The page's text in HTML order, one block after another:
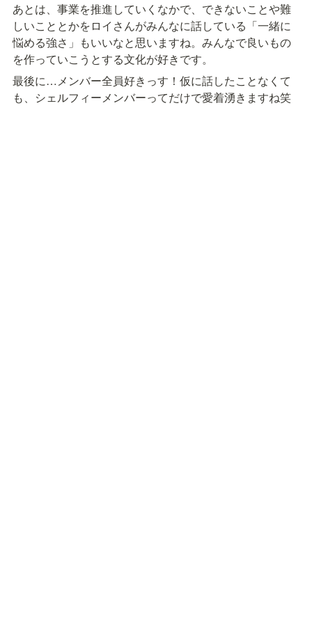
あとは、事業を推進していくなかで、できないことや難
しいこととかをロイさんがみんなに話している「一緒に
悩める強さ」もいいなと思いますね。みんなで良いもの
を作っていこうとする文化が好きです。
最後に…メンバー全員好きっす！仮に話したことなくて
も、シェルフィーメンバーってだけで愛着湧きますね笑